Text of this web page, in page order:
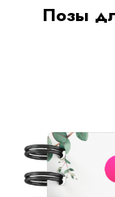
Позы
на